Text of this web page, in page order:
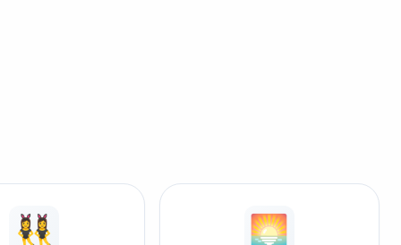
👯‍♀️ 🌅